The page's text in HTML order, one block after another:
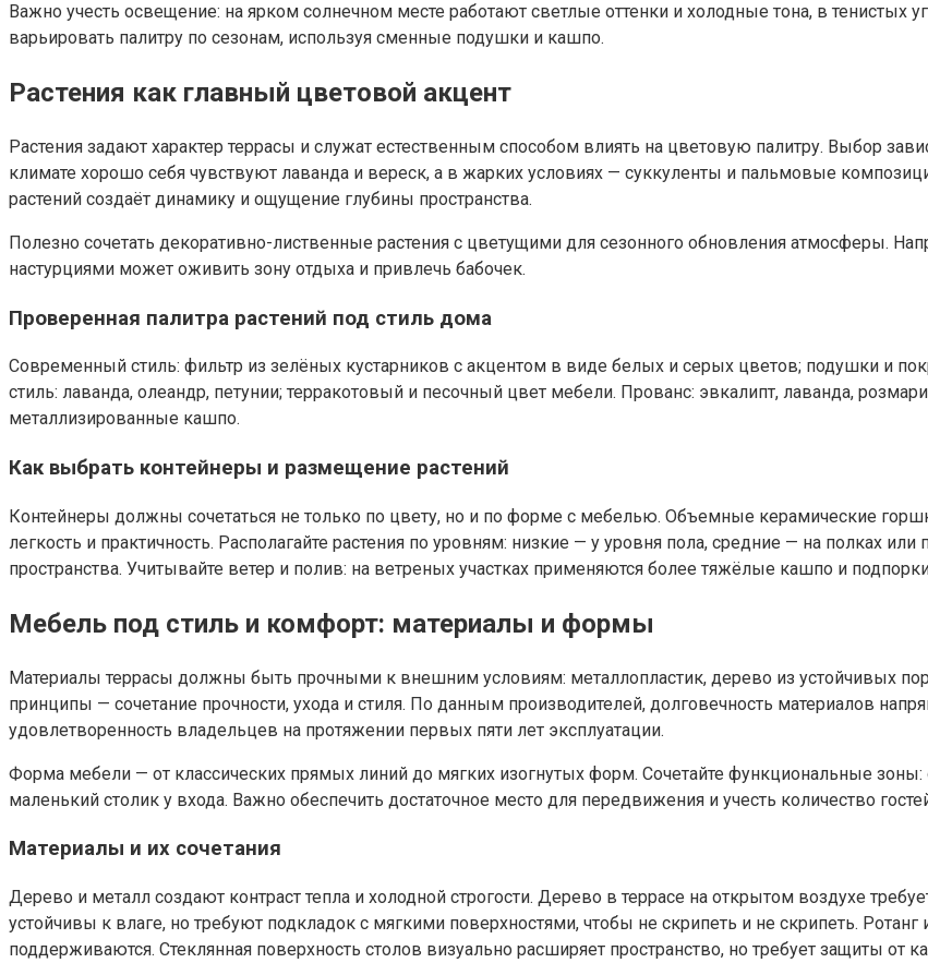
Важно учесть освещение: на ярком солнечном месте работают светлые оттенки и холодные тона, в
варьировать палитру по сезонам, используя сменные подушки и кашпо.
Растения как главный цветовой акцент
Растения задают характер террасы и служат естественным способом влиять на цветовую палитру. Выбор
климате хорошо себя чувствуют лаванда и вереск, а в жарких условиях — суккуленты и пальмовые
растений создаёт динамику и ощущение глубины пространства.
Полезно сочетать декоративно-лиственные растения с цветущими для сезонного обновления атмосферы.
настурциями может оживить зону отдыха и привлечь бабочек.
Проверенная палитра растений под стиль дома
Современный стиль: фильтр из зелёных кустарников с акцентом в виде белых и серых цветов; подушки и
стиль: лаванда, олеандр, петунии; терракотовый и песочный цвет мебели. Прованс: эвкалипт, лаванда,
металлизированные кашпо.
Как выбрать контейнеры и размещение растений
Контейнеры должны сочетаться не только по цвету, но и по форме с мебелью. Объемные керамические
легкость и практичность. Располагайте растения по уровням: низкие — у уровня пола, средние — на полках
пространства. Учитывайте ветер и полив: на ветреных участках применяются более тяжёлые кашпо и
Мебель под стиль и комфорт: материалы и формы
Материалы террасы должны быть прочными к внешним условиям: металлопластик, дерево из устойчивых
принципы — сочетание прочности, ухода и стиля. По данным производителей, долговечность материалов
удовлетворенность владельцев на протяжении первых пяти лет эксплуатации.
Форма мебели — от классических прямых линий до мягких изогнутых форм. Сочетайте функциональные зоны:
маленький столик у входа. Важно обеспечить достаточное место для передвижения и учесть количество
Материалы и их сочетания
Дерево и металл создают контраст тепла и холодной строгости. Дерево в террасе на открытом воздухе
устойчивы к влаге, но требуют подкладок с мягкими поверхностями, чтобы не скрипеть и не скрипеть.
поддерживаются. Стеклянная поверхность столов визуально расширяет пространство, но требует защиты от